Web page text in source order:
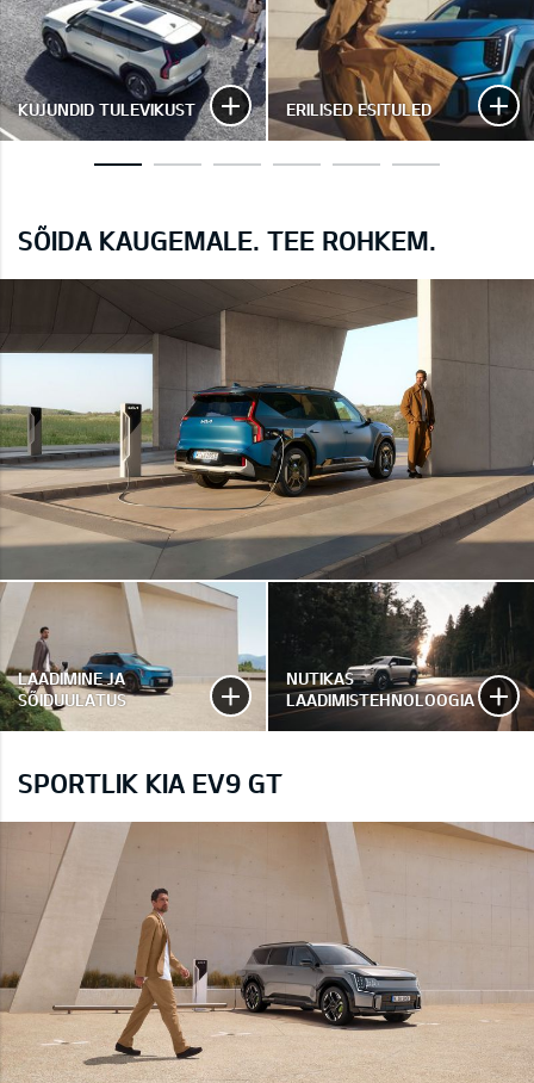
KUJUNDID TULEVIKUST ERILISED ESITULED
SÕIDA KAUGEMALE. TEE ROHKEM.
LAADIMINE JA
SÕIDUULATUS
NUTIKAS
LAADIMISTEHNOLOOGIA
SPORTLIK KIA EV9 GT